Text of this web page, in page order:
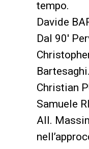
tempo.
Davide
Dal 90′
Bartesaghi.
Christian
Samuele
All.